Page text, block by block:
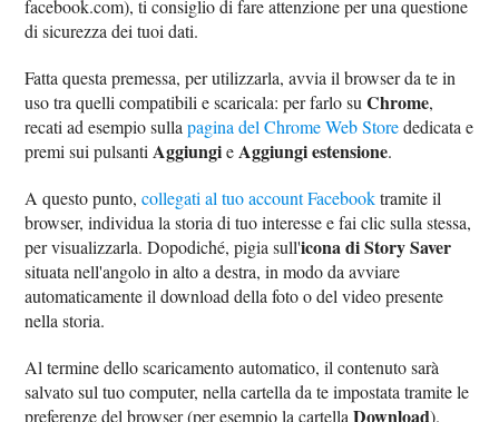
facebook.com), ti consiglio di fare attenzione per una questione
di sicurezza dei tuoi dati.
Fatta questa premessa, per utilizzarla, avvia il browser da te in
uso tra quelli compatibili e scaricala: per farlo suChrome,
recati ad esempio sullapagina del Chrome Web Storededicata e
premi sui pulsanti Aggiungie Aggiungi estensione.
A questo punto,collegati al tuo account Facebooktramite il
browser, individua la storia di tuo interesse e fai clic sulla stessa,
per visualizzarla. Dopodiché, pigia sull'icona di Story Saver
situata nell'angolo in alto a destra, in modo da avviare
automaticamente il download della foto o del video presente
nella storia.
Al termine dello scaricamento automatico, il contenuto sarà
salvato sul tuo computer, nella cartella da te impostata tramite le
preferenze del browser (per esempio la cartellaDownload).